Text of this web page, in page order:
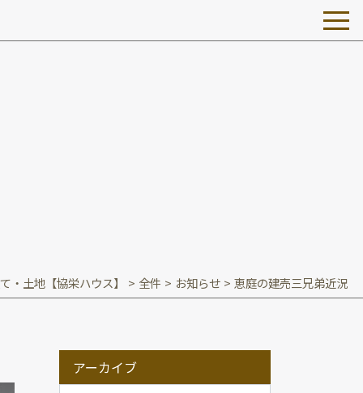
・土地【協栄ハウス】 > 全件 > お知らせ > 恵庭の建売三兄弟近況
アーカイブ